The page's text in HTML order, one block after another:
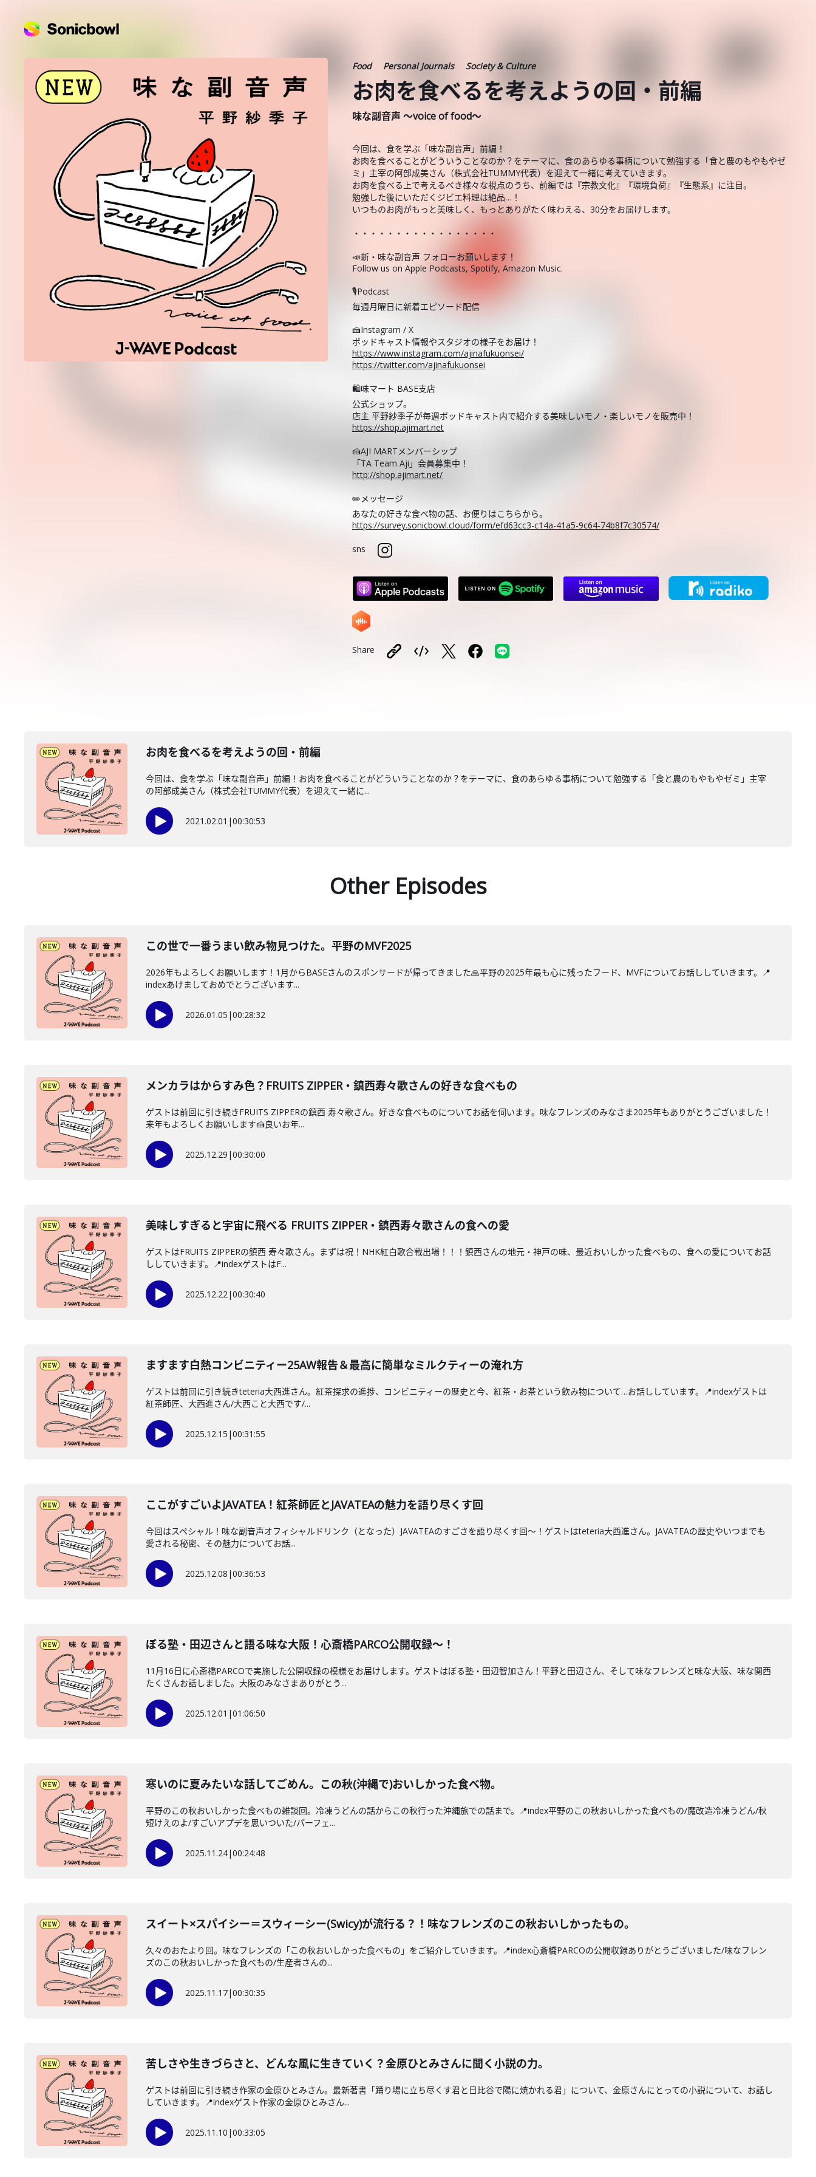
Food Personal Journals Society & Culture
お肉を食べるを考えようの回・前編
味な副音声 ～voice of food～
今回は、食を学ぶ「味な副音声」前編！
お肉を食べることがどういうことなのか？をテーマに、食のあらゆる事柄について勉強する「食と農のもやもやゼ
ミ」主宰の阿部成美さん（株式会社TUMMY代表）を迎えて一緒に考えていきます。
お肉を食べる上で考えるべき様々な視点のうち、前編では『宗教文化』『環境負荷』『生態系』に注目。
勉強した後にいただくジビエ料理は絶品…！
いつものお肉がもっと美味しく、もっとありがたく味わえる、30分をお届けします。
・・・・・・・・・・・・・・・・・
📣新・味な副音声 フォローお願いします！
Follow us on Apple Podcasts, Spotify, Amazon Music.
🎙️Podcast
毎週月曜日に新着エピソード配信
🍰Instagram / X
ポッドキャスト情報やスタジオの様子をお届け！
https://www.instagram.com/ajinafukuonsei/
https://twitter.com/ajinafukuonsei
🛍️味マート BASE支店
公式ショップ。
店主 平野紗季子が毎週ポッドキャスト内で紹介する美味しいモノ・楽しいモノを販売中！
https://shop.ajimart.net
🍰AJI MARTメンバーシップ
「TA Team Aji」会員募集中！
http://shop.ajimart.net/
✏️メッセージ
あなたの好きな食べ物の話、お便りはこちらから。
https://survey.sonicbowl.cloud/form/efd63cc3-c14a-41a5-9c64-74b8f7c30574/
sns
Share
お肉を食べるを考えようの回・前編
今回は、食を学ぶ「味な副音声」前編！お肉を食べることがどういうことなのか？をテーマに、食のあらゆる事柄について勉強する「食と農のもやもやゼミ」主宰
の阿部成美さん（株式会社TUMMY代表）を迎えて一緒に...
2021.02.01 |00:30:53
Other Episodes
この世で一番うまい飲み物見つけた。平野のMVF2025
2026年もよろしくお願いします！1月からBASEさんのスポンサードが帰ってきました🙏平野の2025年最も心に残ったフード、MVFについてお話ししていきます。📍
indexあけましておめでとうございます...
2026.01.05 |00:28:32
メンカラはからすみ色？FRUITS ZIPPER・鎮西寿々歌さんの好きな食べもの
ゲストは前回に引き続きFRUITS ZIPPERの鎮西 寿々歌さん。好きな食べものについてお話を伺います。味なフレンズのみなさま2025年もありがとうございました！
来年もよろしくお願いします🍰良いお年...
2025.12.29 |00:30:00
美味しすぎると宇宙に飛べる FRUITS ZIPPER・鎮西寿々歌さんの食への愛
ゲストはFRUITS ZIPPERの鎮西 寿々歌さん。まずは祝！NHK紅白歌合戦出場！！！鎮西さんの地元・神戸の味、最近おいしかった食べもの、食への愛についてお話
ししていきます。📍indexゲストはF...
2025.12.22|00:30:40
ますます白熱コンビニティー25AW報告＆最高に簡単なミルクティーの淹れ方
ゲストは前回に引き続きteteria大西進さん。紅茶探求の進捗、コンビニティーの歴史と今、紅茶・お茶という飲み物について…お話ししています。📍indexゲストは
紅茶師匠、大西進さん/大西こと大西です/...
2025.12.15 |00:31:55
ここがすごいよJAVATEA！紅茶師匠とJAVATEAの魅力を語り尽くす回
今回はスペシャル！味な副音声オフィシャルドリンク（となった）JAVATEAのすごさを語り尽くす回〜！ゲストはteteria大西進さん。JAVATEAの歴史やいつまでも
愛される秘密、その魅力についてお話...
2025.12.08 |00:36:53
ぼる塾・田辺さんと語る味な大阪！心斎橋PARCO公開収録〜！
11月16日に心斎橋PARCOで実施した公開収録の模様をお届けします。ゲストはぼる塾・田辺智加さん！平野と田辺さん、そして味なフレンズと味な大阪、味な関西
たくさんお話しました。大阪のみなさまありがとう...
2025.12.01 |01:06:50
寒いのに夏みたいな話してごめん。この秋(沖縄で)おいしかった食べ物。
平野のこの秋おいしかった食べもの雑談回。冷凍うどんの話からこの秋行った沖縄旅での話まで。📍index平野のこの秋おいしかった食べもの/魔改造冷凍うどん/秋
短けえのよ/すごいアプデを思いついた/パーフェ...
2025.11.24|00:24:48
スイート×スパイシー＝スウィーシー(Swicy)が流行る？！味なフレンズのこの秋おいしかったもの。
久々のおたより回。味なフレンズの「この秋おいしかった食べもの」をご紹介していきます。📍index心斎橋PARCOの公開収録ありがとうございました/味なフレン
ズのこの秋おいしかった食べもの/生産者さんの...
2025.11.17|00:30:35
苦しさや生きづらさと、どんな風に生きていく？金原ひとみさんに聞く小説の力。
ゲストは前回に引き続き作家の金原ひとみさん。最新著書「踊り場に立ち尽くす君と日比谷で陽に焼かれる君」について、金原さんにとっての小説について、お話し
していきます。📍indexゲスト作家の金原ひとみさん...
2025.11.10 |00:33:05